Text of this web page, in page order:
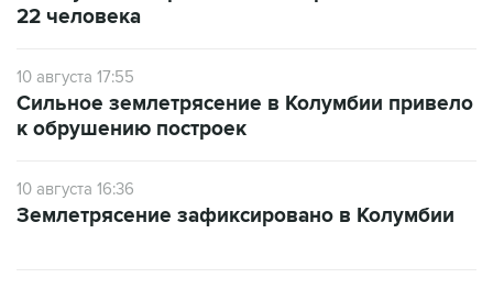
22 человека
10 августа 17:55
Сильное землетрясение в Колумбии привело
к обрушению построек
10 августа 16:36
Землетрясение зафиксировано в Колумбии